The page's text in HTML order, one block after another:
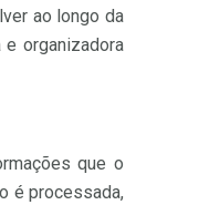
ao longo da
organizadora
que o
é processada,